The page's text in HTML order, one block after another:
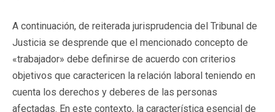
A continuación, de reiterada jurisprudencia del Tribunal de
Justicia se desprende que el mencionado concepto de
«trabajador» debe definirse de acuerdo con criterios
objetivos que caractericen la relación laboral teniendo en
cuenta los derechos y deberes de las personas
afectadas. En este contexto, la característica esencial de